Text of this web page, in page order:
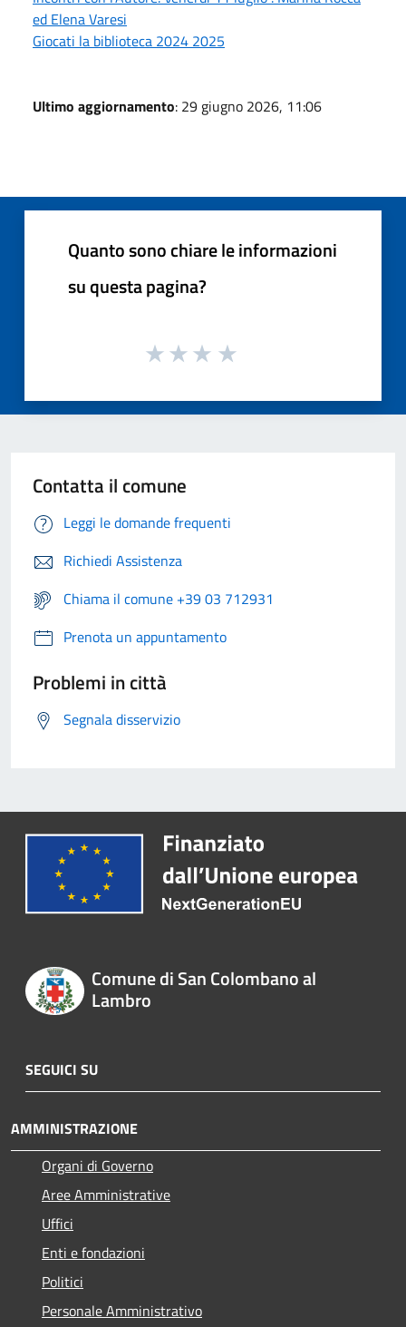
ed Elena Varesi
Giocati la biblioteca 2024 2025
Ultimo aggiornamento: 29 giugno 2026, 11:06
Quanto sono chiare le informazioni
su questa pagina?
Contatta il comune
Leggi le domande frequenti
Richiedi Assistenza
Chiama il comune +39 03 712931
Prenota un appuntamento
Problemi in città
Segnala disservizio
Comune di San Colombano al
Lambro
SEGUICI SU
AMMINISTRAZIONE
Organi di Governo
Aree Amministrative
Uffici
Enti e fondazioni
Politici
Personale Amministrativo